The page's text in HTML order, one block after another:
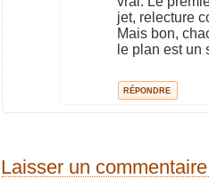
jet, relecture
Mais bon,
le plan est un
RÉPONDRE
Laisser un commentaire